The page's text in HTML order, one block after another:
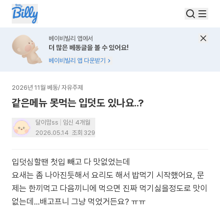
베이비빌리 앱에서
더 많은 베동글을 볼 수 있어요!
베이비빌리 앱 다운받기
2026년 11월 베동/ 자유주제
같은메뉴 못먹는 입덧도 있나요..?
달이맘ss
임신 4개월
2026.05.14 조회 329
입덧심할땐 첫입 빼고 다 맛없었는데
요새는 좀 나아진듯해서 요리도 해서 밥먹기 시작했어요, 문
제는 한끼먹고 다음끼니에 먹으면 진짜 먹기싫을정도로 맛이
없는데...배고프니 그냥 먹었거든요? ㅠㅠ